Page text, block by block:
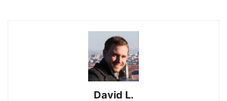
David L.